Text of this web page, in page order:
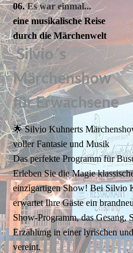
06.Es war einmal...
eine musikalische Reise
durch die Märchenwelt
Silvio´s
Märchenshow
für Erwachsene
🌟 Silvio Kuhnerts
voller Fantasie und Musik
Das perfekte Programm für
Erleben Sie die Magie
einzigartigen Show! Bei Silvio
erwartet Ihre Gäste ein
Show-Programm, das Gesang,
Erzählung in einer lyrischen
vereint.